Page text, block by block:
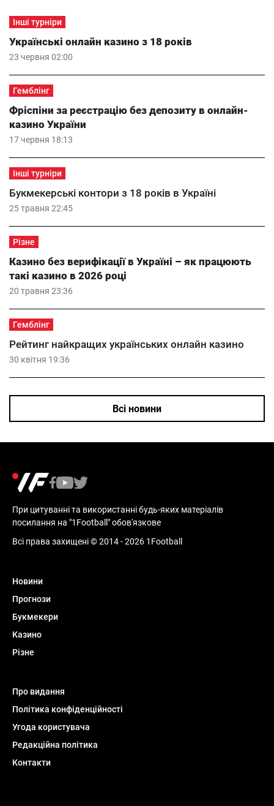
Інші турніри
23 червня 02:00
Українські онлайн казино з 18 років
Гемблінг
17 червня 18:13
Фріспіни за реєстрацію без депозиту в онлайн-
казино України
Інші турніри
25 травня 22:45
Букмекерські контори з 18 років в Україні
Різне
20 травня 23:36
Казино без верифікації в Україні – як працюють
такі казино в 2026 році
Гемблінг
30 квітня 19:36
Рейтинг найкращих українських онлайн казино
Всі новини
При цитуванні та використанні будь-яких матеріалів
посилання на "1Football" обов'язкове
Всі права захищені © 2014 - 2026 1Football
Новини
Прогнози
Букмекери
Казино
Різне
Про видання
Політика конфіденційності
Угода користувача
Редакційна політика
Контакти